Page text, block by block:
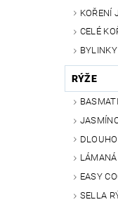
KOŘENÍ
CELÉ
RÝŽE
EASY
SELLA